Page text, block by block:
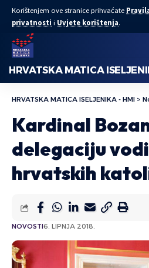
Korištenjem ove stranice prihvaćate
privatnosti i Uvjete korištenja.
HRVATSKA MATICA
HRVATSKA MATICA ISELJENIKA - HMI >
Kardinal
delegaciju
hrvatskih
NOVOSTI6. LIPNJA 2018.